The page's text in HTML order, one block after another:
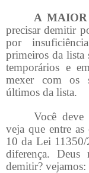
A MAIOR
precisar demitir
por
primeiros da lista
temporários e
mexer com os
últimos da lista.
Você
veja que entre
10 da Lei 11350/
diferença.
demitir? vejamos: